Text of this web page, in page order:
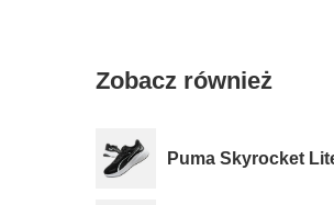
Zobacz również
Puma Skyrocket